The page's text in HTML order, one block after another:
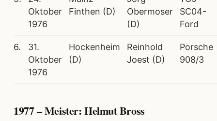
Oktober
1976
Finthen (D)
Obermoser
(D)
SC04-
Ford
6.
31.
Oktober
1976
Hockenheim
(D)
Reinhold
Joest (D)
Porsche
908/3
1977 – Meister: Helmut Bross